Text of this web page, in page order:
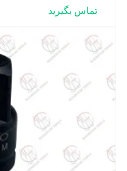
تماس بگیرید